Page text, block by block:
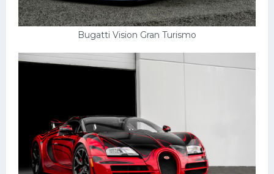
Bugatti Vision Gran Turismo
Шкода
Мазда
Прогулочные суда
Хендай